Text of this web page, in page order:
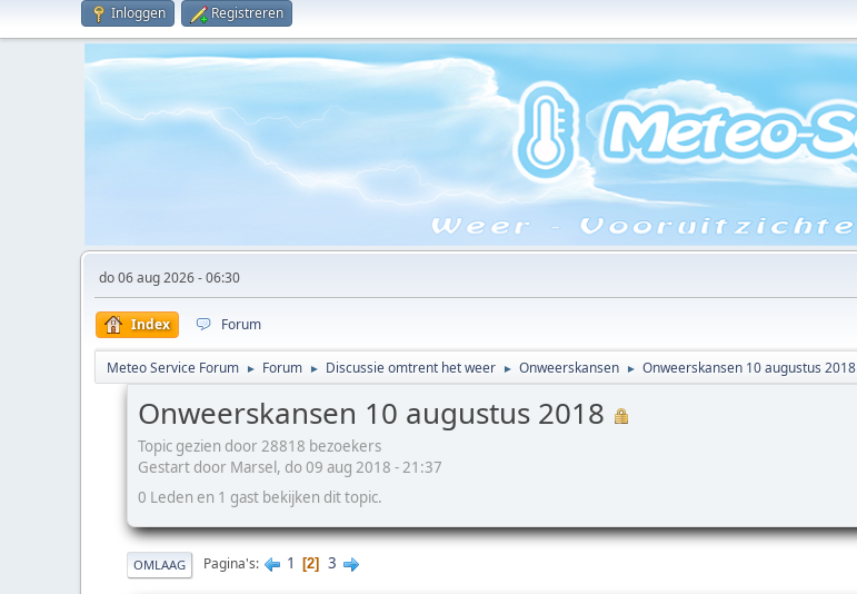
Inloggen Registreren
do 06 aug 2026 - 06:30
Index Forum
Meteo Service Forum ► Forum ► Discussie omtrent het weer ► Onweerskansen ► Onweerskansen 10 augustus 2018
Onweerskansen 10 augustus 2018
Topic gezien door 28818 bezoekers
Gestart door Marsel, do 09 aug 2018 - 21:37
0 Leden en 1 gast bekijken dit topic.
OMLAAG Pagina's 1 2 3